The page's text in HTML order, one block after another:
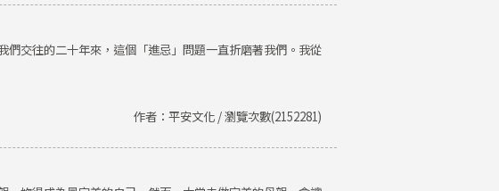
交往的二十年來，這個「進忌」問題一直折磨著我們。我從
作者：平安文化 / 瀏覽次數(2152281)